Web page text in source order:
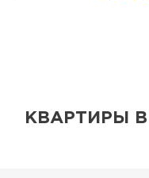
КВАРТИРЫ